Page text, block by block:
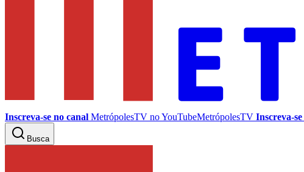
Inscreva-se no canal MetrópolesTV noYouTubeMetrópolesTV Inscreva-se
Busca